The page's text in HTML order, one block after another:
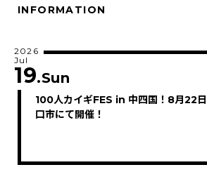
INFORMATION
100人カイギFES in 中四国！8月22
口市にて開催！
2026
Jul
19.Sun